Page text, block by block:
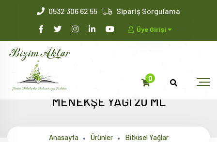
0532 306 62 55 Sipariş Sorgulama
Üye Girişi
0
MENEKŞE YAĞI 20 ML
Anasayfa Ürünler Bi̇tki̇sel Yağlar